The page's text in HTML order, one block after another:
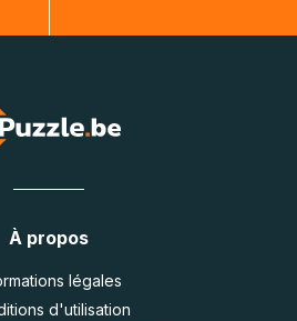
À propos
légales
d'utilisation